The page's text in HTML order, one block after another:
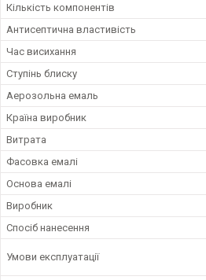
Кількість компонентів
Антисептична властивість
Час висихання
Ступінь блиску
Аерозольна емаль
Країна виробник
Витрата
Фасовка емалі
Основа емалі
Виробник
Спосіб нанесення
Умови експлуатації